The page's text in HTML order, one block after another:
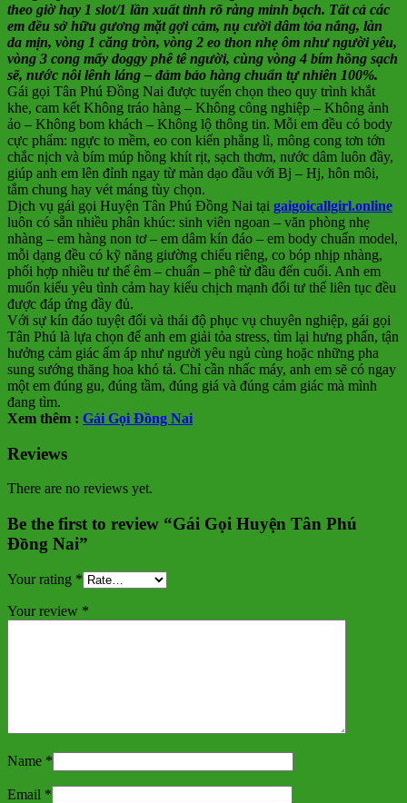
theo giờ hay 1 slot/1 lần xuất tinh rõ ràng minh bạch. Tất cả các
em đều sở hữu gương mặt gợi cảm, nụ cười dâm tỏa nắng, làn
da mịn, vòng 1 căng tròn, vòng 2 eo thon nhẹ ôm như người yêu,
vòng 3 cong mẩy doggy phê tê người, cùng vòng 4 bím hồng sạch
sẽ, nước nôi lênh láng – đảm bảo hàng chuẩn tự nhiên 100%.
Gái gọi Tân Phú Đồng Nai được tuyển chọn theo quy trình khắt
khe, cam kết Không tráo hàng – Không công nghiệp – Không ảnh
ảo – Không bom khách – Không lộ thông tin. Mỗi em đều có body
cực phẩm: ngực to mềm, eo con kiến phẳng lì, mông cong tơn tớn
chắc nịch và bím múp hồng khít rịt, sạch thơm, nước dâm luôn đầy,
giúp anh em lên đỉnh ngay từ màn dạo đầu với Bj – Hj, hôn môi,
tắm chung hay vét máng tùy chọn.
Dịch vụ gái gọi Huyện Tân Phú Đồng Nai tại gaigoicallgirl.online
luôn có sẵn nhiều phân khúc: sinh viên ngoan – văn phòng nhẹ
nhàng – em hàng non tơ – em dâm kín đáo – em body chuẩn model,
mỗi dạng đều có kỹ năng giường chiếu riêng, co bóp nhịp nhàng,
phối hợp nhiều tư thế êm – chuẩn – phê từ đầu đến cuối. Anh em
muốn kiểu yêu tình cảm hay kiểu chịch mạnh đổi tư thế liên tục đều
được đáp ứng đầy đủ.
Với sự kín đáo tuyệt đối và thái độ phục vụ chuyên nghiệp, gái gọi
Tân Phú là lựa chọn để anh em giải tỏa stress, tìm lại hưng phấn, tận
hưởng cảm giác ấm áp như người yêu ngủ cùng hoặc những pha
sung sướng thăng hoa khó tả. Chỉ cần nhấc máy, anh em sẽ có ngay
một em đúng gu, đúng tầm, đúng giá và đúng cảm giác mà mình
đang tìm.
Xem thêm : Gái Gọi Đồng Nai
Reviews
There are no reviews yet.
Be the first to review “Gái Gọi Huyện Tân Phú
Đồng Nai”
Your rating *
Your review *
Name *
Email *